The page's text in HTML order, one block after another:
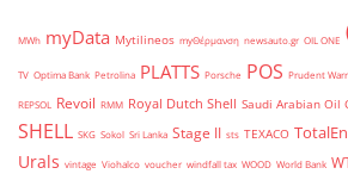
MWh myData Mytilineos myΘέρμανση newsauto.gr OIL ONE
TV Optima Bank Petrolina PLATTS Porsche POS Prudent
REPSOL Revoil RMM Royal Dutch Shell Saudi Arabian Oil
SHELL SKG Sokol Sri Lanka Stage II sts TEXACO
Urals vintage Viohalco voucher windfall tax WOOD World Bank